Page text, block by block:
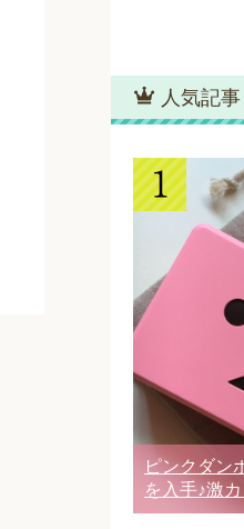
人気記事
ピンクダン
を入手♪激